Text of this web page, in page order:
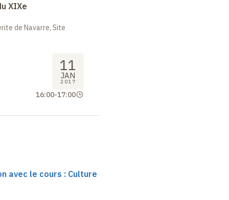
XIXe
de Navarre, Site
11
JAN
2017
16:00-17:00
avec le cours : Culture